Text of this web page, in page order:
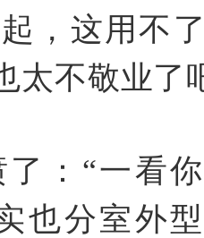
，这用不
太不敬业了
：“一看
也分室外